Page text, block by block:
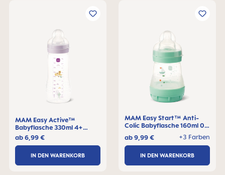
MAM Easy Active™
Babyflasche 330ml 4+
Monate, 1 Stck
ab6,99 €
IN DEN WARENKORB
MAM Easy Start™ Anti-
Colic Babyflasche 160ml 0+
+3 Farben
ab9,99 €
IN DEN WARENKORB